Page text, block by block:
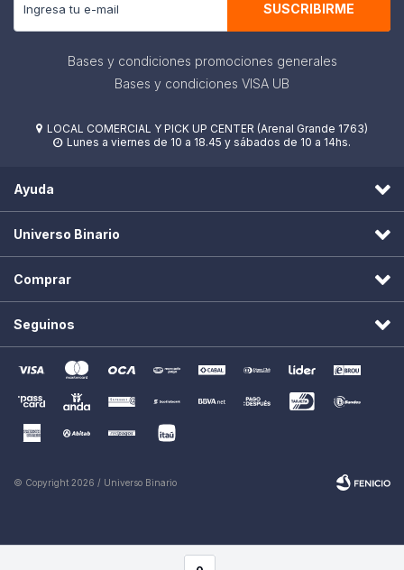
SUSCRIBIRME
Bases y condiciones promociones generales
Bases y condiciones VISA UB
 LOCAL COMERCIAL Y PICK UP CENTER (Arenal Grande 1763)
 Lunes a viernes de 10 a 18.45 y sábados de 10 a 14hs.
Ayuda
Universo Binario
Comprar
Seguinos
© Copyright 2026 / Universo Binario